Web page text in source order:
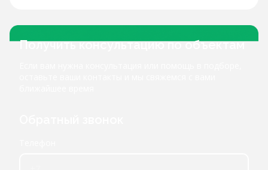
Получить консультацию по объектам